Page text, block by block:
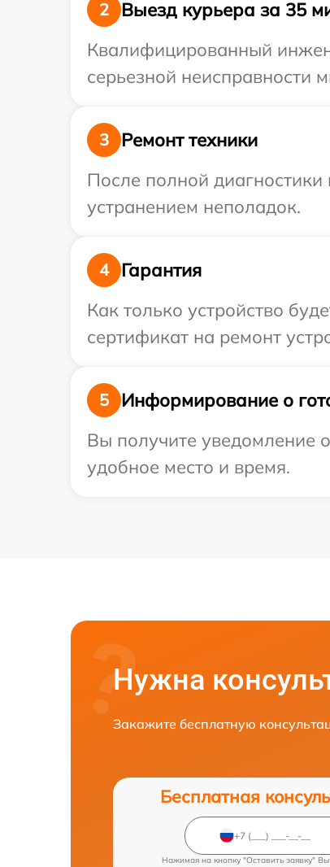
2
Выезд курьера за 35
Квалифицированный
серьезной неисправности
3
Ремонт техники
После полной
устранением неполадок.
4
Гарантия
Как только устройство
сертификат на ремонт
5
Информирование о
Вы получите уведомление
удобное место и время.
Нужна
Закажите бесплатную
Бесплатная
Нажимая на кнопку "Оставить заявку"